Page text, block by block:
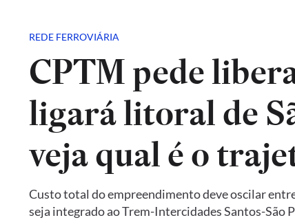
REDE FERROVIÁRIA
CPTM pede
ligará litoral de
veja qual é o
Custo total do empreendimento deve oscilar
seja integrado ao Trem-Intercidades Santos-São